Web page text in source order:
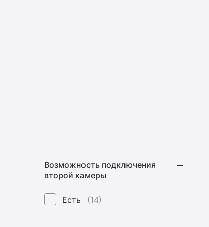
Возможность подключения
второй камеры
Есть (14)